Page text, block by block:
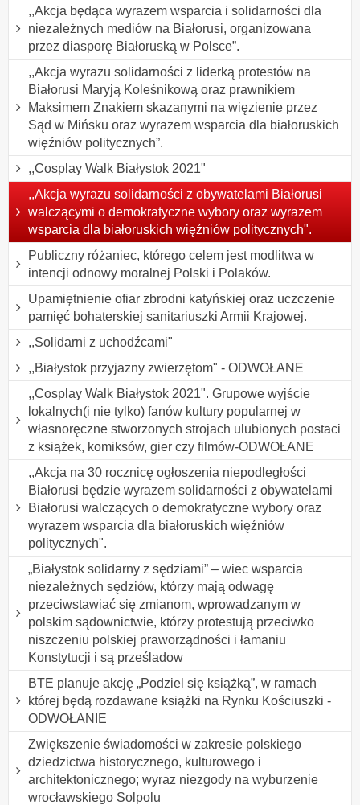
,,Akcja będąca wyrazem wsparcia i solidarności dla
niezależnych mediów na Białorusi, organizowana
przez diasporę Białoruską w Polsce”.
,,Akcja wyrazu solidarności z liderką protestów na
Białorusi Maryją Koleśnikową oraz prawnikiem
Maksimem Znakiem skazanymi na więzienie przez
Sąd w Mińsku oraz wyrazem wsparcia dla białoruskich
więźniów politycznych”.
,,Cosplay Walk Białystok 2021"
,,Akcja wyrazu solidarności z obywatelami Białorusi
walczącymi o demokratyczne wybory oraz wyrazem
wsparcia dla białoruskich więźniów politycznych".
Publiczny różaniec, którego celem jest modlitwa w
intencji odnowy moralnej Polski i Polaków.
Upamiętnienie ofiar zbrodni katyńskiej oraz uczczenie
pamięć bohaterskiej sanitariuszki Armii Krajowej.
,,Solidarni z uchodźcami"
,,Białystok przyjazny zwierzętom" - ODWOŁANE
,,Cosplay Walk Białystok 2021". Grupowe wyjście
lokalnych(i nie tylko) fanów kultury popularnej w
własnoręczne stworzonych strojach ulubionych postaci
z książek, komiksów, gier czy filmów-ODWOŁANE
,,Akcja na 30 rocznicę ogłoszenia niepodległości
Białorusi będzie wyrazem solidarności z obywatelami
Białorusi walczących o demokratyczne wybory oraz
wyrazem wsparcia dla białoruskich więźniów
politycznych".
„Białystok solidarny z sędziami” – wiec wsparcia
niezależnych sędziów, którzy mają odwagę
przeciwstawiać się zmianom, wprowadzanym w
polskim sądownictwie, którzy protestują przeciwko
niszczeniu polskiej praworządności i łamaniu
Konstytucji i są prześladow
BTE planuje akcję „Podziel się książką”, w ramach
której będą rozdawane książki na Rynku Kościuszki -
ODWOŁANIE
Zwiększenie świadomości w zakresie polskiego
dziedzictwa historycznego, kulturowego i
architektonicznego; wyraz niezgody na wyburzenie
wrocławskiego Solpolu